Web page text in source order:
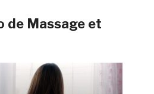
de Massage et